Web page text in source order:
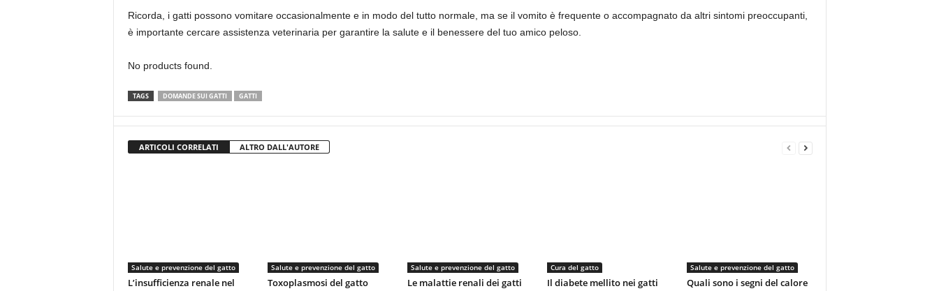
Ricorda, i gatti possono vomitare occasionalmente e in modo del tutto normale, ma se il vomito è frequente o accompagnato da altri sintomi preoccupanti,
è importante cercare assistenza veterinaria per garantire la salute e il benessere del tuo amico peloso.
No products found.
TAGS DOMANDE SUI GATTI GATTI
ARTICOLI CORRELATI ALTRO DALL'AUTORE
Salute e prevenzione del gatto
L’insufficienza renale nel
Salute e prevenzione del gatto
Toxoplasmosi del gatto
Salute e prevenzione del gatto
Le malattie renali dei gatti
Cura del gatto
Il diabete mellito nei gatti
Salute e prevenzione del gatto
Quali sono i segni del calore